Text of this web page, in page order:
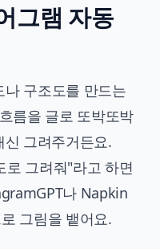
그램 자동
구조도를 만드는
름을 글로 또박또박
그려주거든요.
로 그려줘"라고 하면
나 Napkin
그림을 뱉어요.